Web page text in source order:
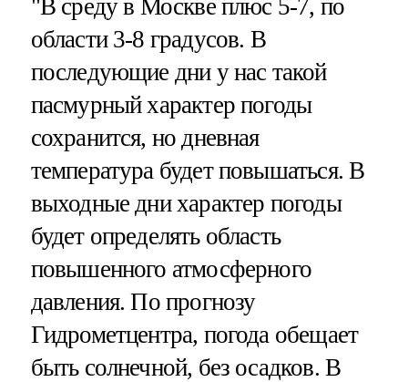
"В среду в Москве плюс 5-7, по
области 3-8 градусов. В
последующие дни у нас такой
пасмурный характер погоды
сохранится, но дневная
температура будет повышаться. В
выходные дни характер погоды
будет определять область
повышенного атмосферного
давления. По прогнозу
Гидрометцентра, погода обещает
быть солнечной, без осадков. В